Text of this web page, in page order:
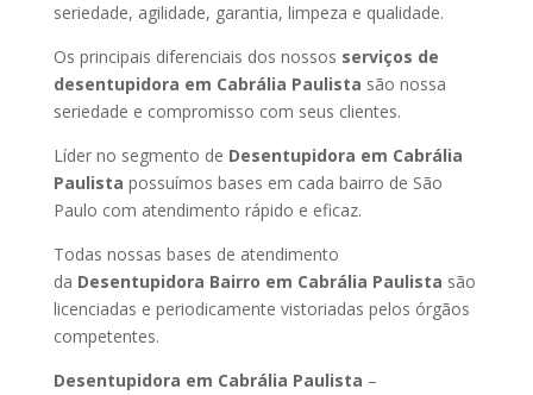
seriedade, agilidade, garantia, limpeza e qualidade.
Os principais diferenciais dos nossos serviços de
desentupidora em Cabrália Paulista são nossa
seriedade e compromisso com seus clientes.
Líder no segmento de Desentupidora em Cabrália
Paulista possuímos bases em cada bairro de São
Paulo com atendimento rápido e eficaz.
Todas nossas bases de atendimento
da Desentupidora Bairro em Cabrália Paulista são
licenciadas e periodicamente vistoriadas pelos órgãos
competentes.
Desentupidora em Cabrália Paulista –